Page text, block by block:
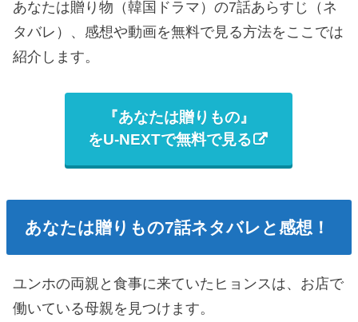
あなたは贈り物（韓国ドラマ）の7話あらすじ（ネ
タバレ）、感想や動画を無料で見る方法をここでは
紹介します。
『あなたは贈りもの』
をU-NEXTで無料で見る
あなたは贈りもの7話ネタバレと感想！
ユンホの両親と食事に来ていたヒョンスは、お店で
働いている母親を見つけます。